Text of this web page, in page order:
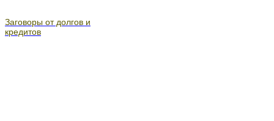
Заговоры от долгов и
кредитов